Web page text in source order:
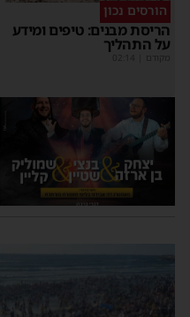
הורסים נכון
הריסת מבנים: טיפים ומידע
על התהליך
מקודם